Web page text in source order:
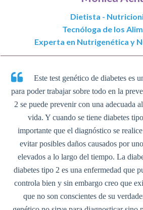
Dietista -
Tecnóloga de los
Experta en Nutrigenética y
Este test genético de diabetes es
para poder trabajar sobre todo en la
2 se puede prevenir con una adecuada
vida. Y cuando se tiene diabetes
importante que el diagnóstico se
evitar posibles daños causados por
elevados a lo largo del tiempo. La
diabetes tipo 2 es una enfermedad que
controla bien y sin embargo creo que
que no son conscientes de su